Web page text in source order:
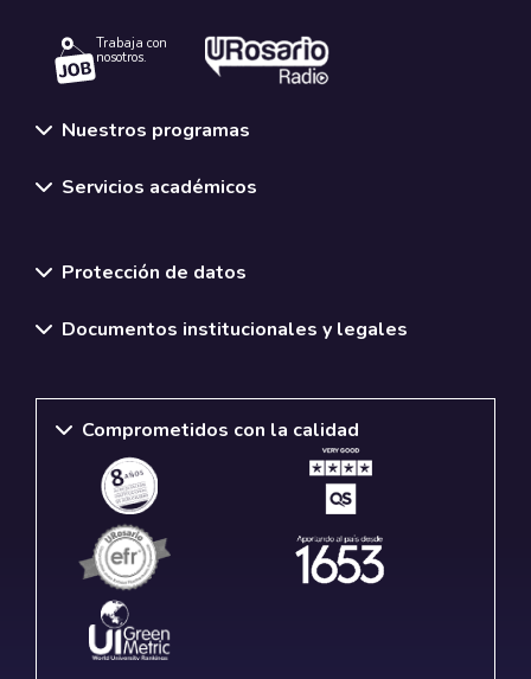
Trabaja con
nosotros.
Nuestros programas
Servicios académicos
Protección de datos
Documentos institucionales y legales
Comprometidos con la calidad